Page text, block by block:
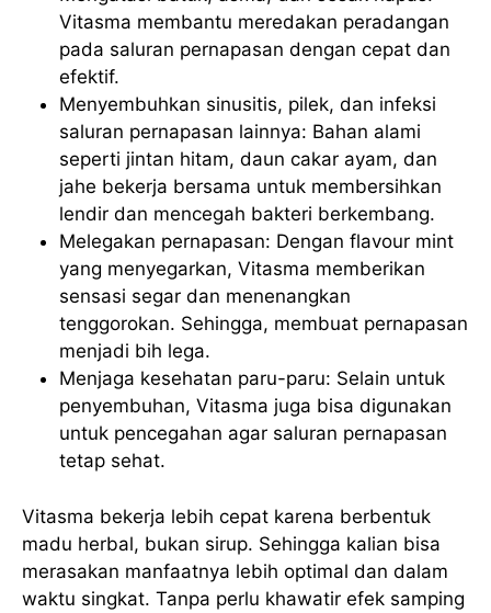
Vitasma membantu meredakan peradangan
pada saluran pernapasan dengan cepat dan
efektif.
Menyembuhkan sinusitis, pilek, dan infeksi
saluran pernapasan lainnya: Bahan alami
seperti jintan hitam, daun cakar ayam, dan
jahe bekerja bersama untuk membersihkan
lendir dan mencegah bakteri berkembang.
Melegakan pernapasan: Dengan flavour mint
yang menyegarkan, Vitasma memberikan
sensasi segar dan menenangkan
tenggorokan. Sehingga, membuat pernapasan
menjadi bih lega.
Menjaga kesehatan paru-paru: Selain untuk
penyembuhan, Vitasma juga bisa digunakan
untuk pencegahan agar saluran pernapasan
tetap sehat.
Vitasma bekerja lebih cepat karena berbentuk
madu herbal, bukan sirup. Sehingga kalian bisa
merasakan manfaatnya lebih optimal dan dalam
waktu singkat. Tanpa perlu khawatir efek samping